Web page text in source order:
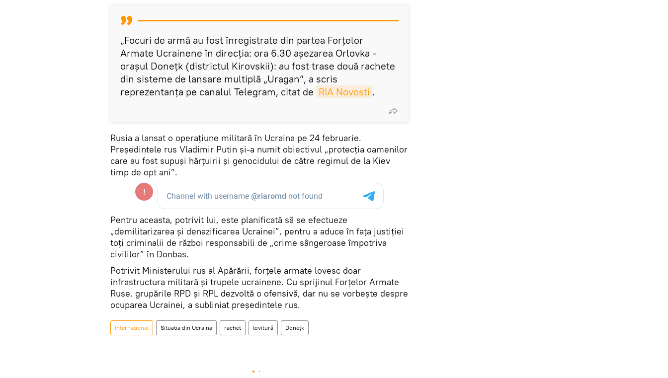
„Focuri de armă au fost înregistrate din partea Forțelor
Armate Ucrainene în direcția: ora 6.30 așezarea Orlovka -
orașul Donețk (districtul Kirovskii): au fost trase două rachete
din sisteme de lansare multiplă „Uragan”, a scris
reprezentanța pe canalul Telegram, citat de RIA Novosti .
Rusia a lansat o operațiune militară în Ucraina pe 24 februarie.
Președintele rus Vladimir Putin și-a numit obiectivul „protecția oamenilor
care au fost supuși hărțuirii și genocidului de către regimul de la Kiev
timp de opt ani”.
Pentru aceasta, potrivit lui, este planificată să se efectueze
„demilitarizarea și denazificarea Ucrainei”, pentru a aduce în fața justiției
toți criminalii de război responsabili de „crime sângeroase împotriva
civililor” în Donbas.
Potrivit Ministerului rus al Apărării, forțele armate lovesc doar
infrastructura militară și trupele ucrainene. Cu sprijinul Forțelor Armate
Ruse, grupările RPD și RPL dezvoltă o ofensivă, dar nu se vorbește despre
ocuparea Ucrainei, a subliniat președintele rus.
Internaţional Situatia din Ucraina rachet lovitură Donețk